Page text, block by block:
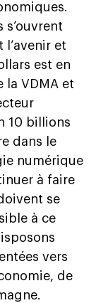
s’ouvrent
l’avenir et
est en
la VDMA et
10 billions
dans le
numérique
à faire
se
à ce
vers
de